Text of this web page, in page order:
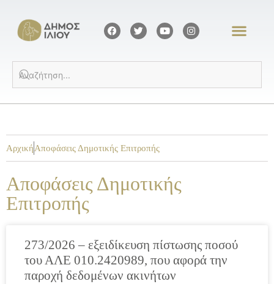
ΑρχικήΑποφάσεις Δημοτικής Επιτροπής
Αποφάσεις Δημοτικής
Επιτροπής
273/2026 – εξειδίκευση πίστωσης ποσού
του ΑΛΕ 010.2420989, που αφορά την
παροχή δεδομένων ακινήτων